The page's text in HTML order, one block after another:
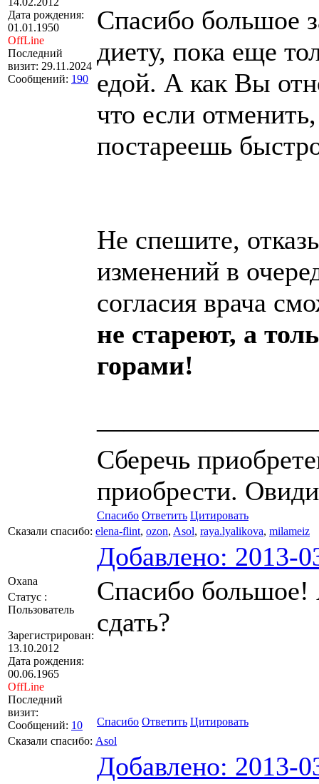
Дата рождения:
01.01.1950
OffLine
Последний
визит: 29.11.2024
Сообщений: 190
Спасибо большое
диету, пока еще
едой. А как Вы
что если
постареешь
Не спешите,
изменений в
согласия врача
не стареют, а
горами!
Сберечь
приобрести.
Спасибо Ответить Цитировать
Сказали спасибо: elena-flint, ozon, Asol, raya.lyalikova, milameiz
Добавлено: 2013-
Оxana
Статус :
Пользователь
Зарегистрирован:
13.10.2012
Дата рождения:
00.06.1965
OffLine
Последний
визит:
Сообщений: 10
Спасибо большое!
сдать?
Спасибо Ответить Цитировать
Сказали спасибо: Asol
Добавлено: 2013-